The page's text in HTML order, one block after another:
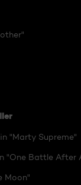
"Marty Supreme"
"One Battle After
Moon"